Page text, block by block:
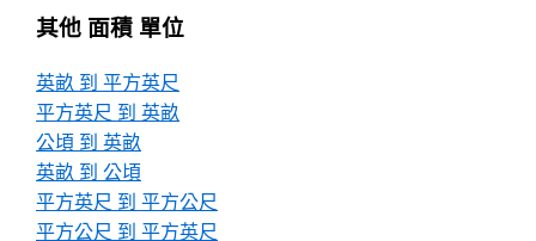
其他 面積 單位
英畝 到 平方英尺
平方英尺 到 英畝
公頃 到 英畝
英畝 到 公頃
平方英尺 到 平方公尺
平方公尺 到 平方英尺